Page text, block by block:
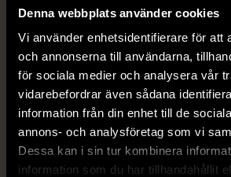
Denna webbplats använder cookies
Vi använder enhetsidentifierare för att
och annonserna till användarna,
för sociala medier och analysera vår
vidarebefordrar även sådana
information från din enhet till de
annons- och analysföretag som vi
Dessa kan i sin tur kombinera
information som du har tillhandahållit
1/5
Stenströms skjorta turkos BOSS vit
Mycket